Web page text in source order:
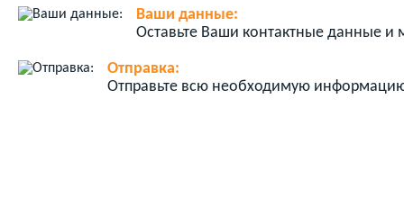
Ваши данные:
Оставьте Ваши контактные данные
Отправка:
Отправьте всю необходимую